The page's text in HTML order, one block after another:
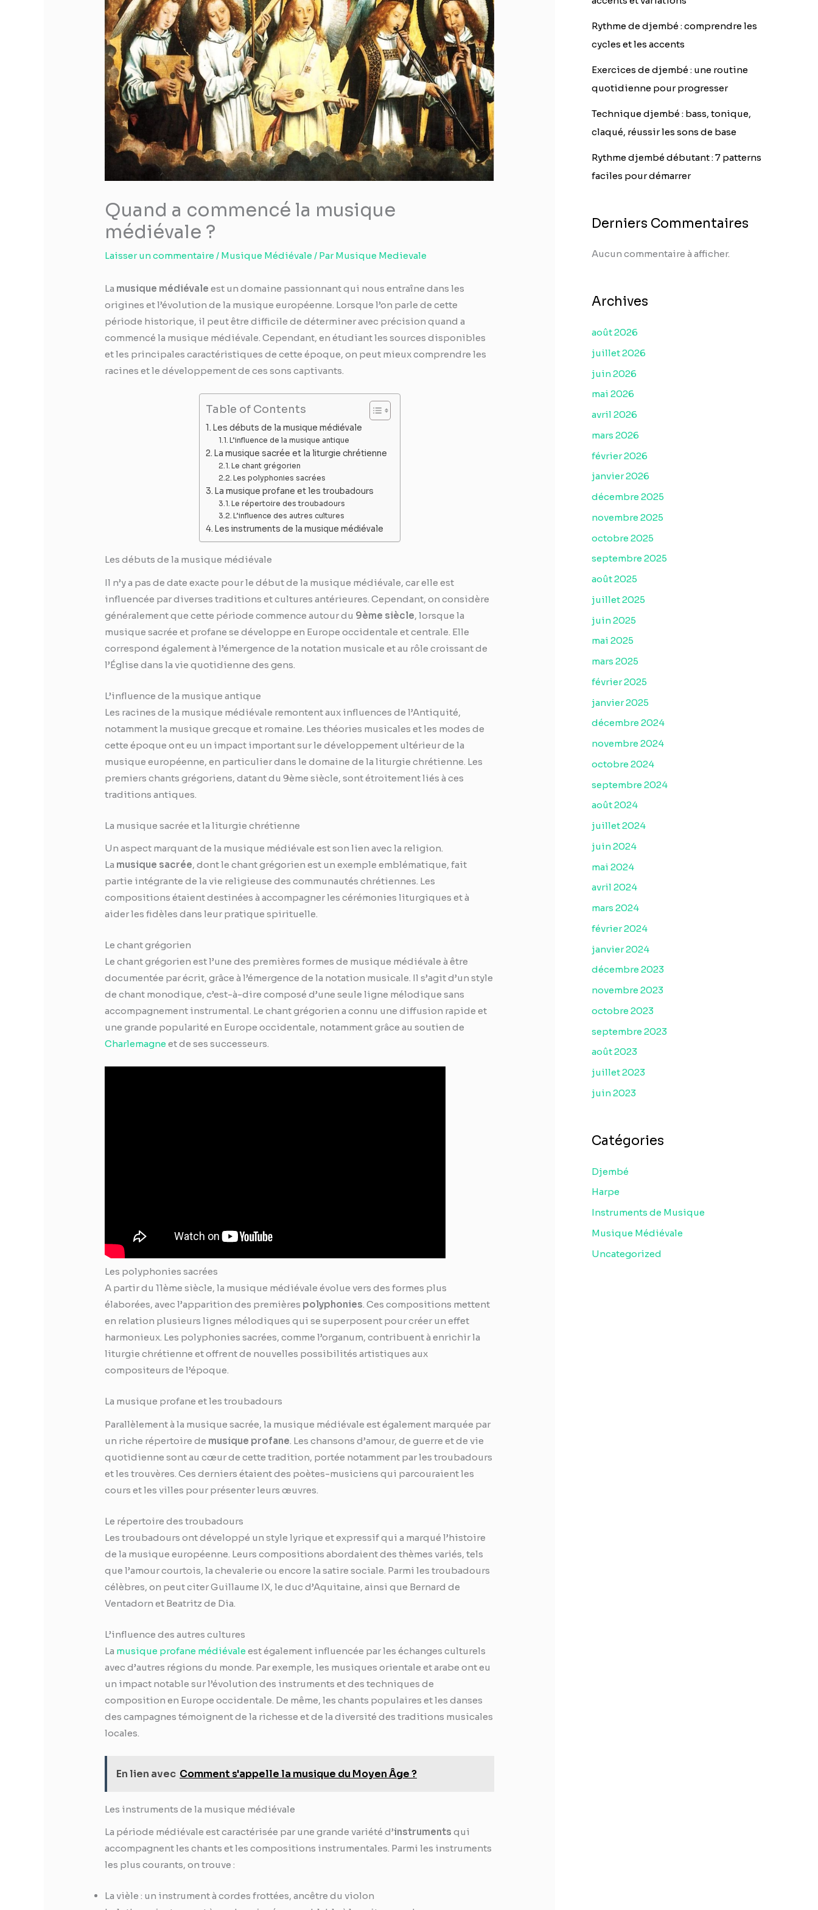
Quand a commencé la musique
médiévale ?
Laisser un commentaire/ Musique Médiévale/ ParMusique Medievale
La musique médiévale est un domaine passionnant qui nous entraîne dans les
origines et l’évolution de la musique européenne. Lorsque l’on parle de cette
période historique, il peut être difficile de déterminer avec précision quand a
commencé la musique médiévale. Cependant, en étudiant les sources disponibles
et les principales caractéristiques de cette époque, on peut mieux comprendre les
racines et le développement de ces sons captivants.
Table of Contents
Les débuts de la musique médiévale
L’influence de la musique antique
La musique sacrée et la liturgie chrétienne
Le chant grégorien
Les polyphonies sacrées
La musique profane et les troubadours
Le répertoire des troubadours
L’influence des autres cultures
Les instruments de la musique médiévale
Les débuts de la musique médiévale
Il n’y a pas de date exacte pour le début de la musique médiévale, car elle est
influencée par diverses traditions et cultures antérieures. Cependant, on considère
généralement que cette période commence autour du 9ème siècle, lorsque la
musique sacrée et profane se développe en Europe occidentale et centrale. Elle
correspond également à l’émergence de la notation musicale et au rôle croissant de
l’Église dans la vie quotidienne des gens.
L’influence de la musique antique
Les racines de la musique médiévale remontent aux influences de l’Antiquité,
notamment la musique grecque et romaine. Les théories musicales et les modes de
cette époque ont eu un impact important sur le développement ultérieur de la
musique européenne, en particulier dans le domaine de la liturgie chrétienne. Les
premiers chants grégoriens, datant du 9ème siècle, sont étroitement liés à ces
traditions antiques.
La musique sacrée et la liturgie chrétienne
Un aspect marquant de la musique médiévale est son lien avec la religion.
La musique sacrée, dont le chant grégorien est un exemple emblématique, fait
partie intégrante de la vie religieuse des communautés chrétiennes. Les
compositions étaient destinées à accompagner les cérémonies liturgiques et à
aider les fidèles dans leur pratique spirituelle.
Le chant grégorien
Le chant grégorien est l’une des premières formes de musique médiévale à être
documentée par écrit, grâce à l’émergence de la notation musicale. Il s’agit d’un style
de chant monodique, c’est-à-dire composé d’une seule ligne mélodique sans
accompagnement instrumental. Le chant grégorien a connu une diffusion rapide et
une grande popularité en Europe occidentale, notamment grâce au soutien de
Charlemagneet de ses successeurs.
Les polyphonies sacrées
A partir du 11ème siècle, la musique médiévale évolue vers des formes plus
élaborées, avec l’apparition des premières polyphonies. Ces compositions mettent
en relation plusieurs lignes mélodiques qui se superposent pour créer un effet
harmonieux. Les polyphonies sacrées, comme l’organum, contribuent à enrichir la
liturgie chrétienne et offrent de nouvelles possibilités artistiques aux
compositeurs de l’époque.
La musique profane et les troubadours
Parallèlement à la musique sacrée, la musique médiévale est également marquée par
un riche répertoire de musique profane. Les chansons d’amour, de guerre et de vie
quotidienne sont au cœur de cette tradition, portée notamment par les troubadours
et les trouvères. Ces derniers étaient des poètes-musiciens qui parcouraient les
cours et les villes pour présenter leurs œuvres.
Le répertoire des troubadours
Les troubadours ont développé un style lyrique et expressif qui a marqué l’histoire
de la musique européenne. Leurs compositions abordaient des thèmes variés, tels
que l’amour courtois, la chevalerie ou encore la satire sociale. Parmi les troubadours
célèbres, on peut citer Guillaume IX, le duc d’Aquitaine, ainsi que Bernard de
Ventadorn et Beatritz de Dia.
L’influence des autres cultures
La musique profane médiévaleest également influencée par les échanges culturels
avec d’autres régions du monde. Par exemple, les musiques orientale et arabe ont eu
un impact notable sur l’évolution des instruments et des techniques de
composition en Europe occidentale. De même, les chants populaires et les danses
des campagnes témoignent de la richesse et de la diversité des traditions musicales
locales.
En lien avec Comment s'appelle la musique du Moyen Âge ?
Les instruments de la musique médiévale
La période médiévale est caractérisée par une grande variété d’instruments qui
accompagnent les chants et les compositions instrumentales. Parmi les instruments
les plus courants, on trouve :
La vièle : un instrument à cordes frottées, ancêtre du violon
Rythme de djembé : comprendre les
cycles et les accents
Exercices de djembé : une routine
quotidienne pour progresser
Technique djembé : bass, tonique,
claqué, réussir les sons de base
Rythme djembé débutant : 7 patterns
faciles pour démarrer
Derniers Commentaires
Aucun commentaire à afficher.
Archives
août 2026
juillet 2026
juin 2026
mai 2026
avril 2026
mars 2026
février 2026
janvier 2026
décembre 2025
novembre 2025
octobre 2025
septembre 2025
août 2025
juillet 2025
juin 2025
mai 2025
mars 2025
février 2025
janvier 2025
décembre 2024
novembre 2024
octobre 2024
septembre 2024
août 2024
juillet 2024
juin 2024
mai 2024
avril 2024
mars 2024
février 2024
janvier 2024
décembre 2023
novembre 2023
octobre 2023
septembre 2023
août 2023
juillet 2023
juin 2023
Catégories
Djembé
Harpe
Instruments de Musique
Musique Médiévale
Uncategorized